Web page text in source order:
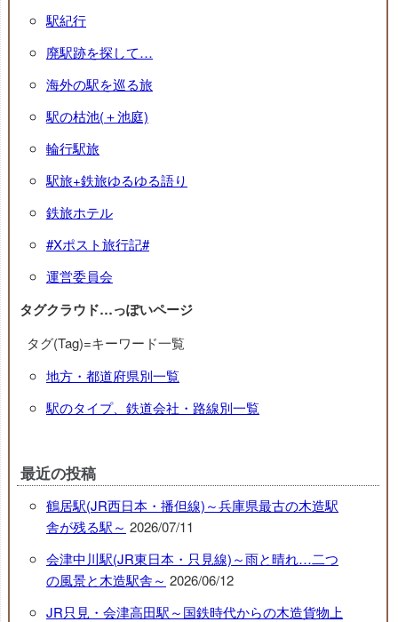
駅紀行
廃駅跡を探して…
海外の駅を巡る旅
駅の枯池(＋池庭)
輪行駅旅
駅旅+鉄旅ゆるゆる語り
鉄旅ホテル
#Xポスト旅行記#
運営委員会
タグクラウド…っぽいページ
タグ(Tag)=キーワード一覧
地方・都道府県別一覧
駅のタイプ、鉄道会社・路線別一覧
最近の投稿
鶴居駅(JR西日本・播但線)～兵庫県最古の木造駅
舎が残る駅～ 2026/07/11
会津中川駅(JR東日本・只見線)～雨と晴れ…二つ
の風景と木造駅舎～ 2026/06/12
JR只見・会津高田駅～国鉄時代からの木造貨物上